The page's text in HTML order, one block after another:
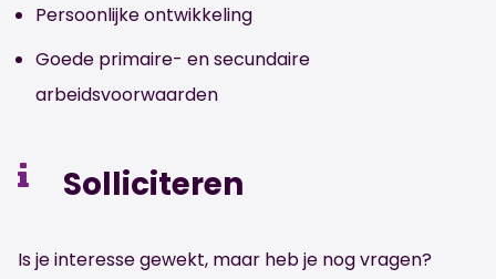
Persoonlijke ontwikkeling
Goede primaire- en secundaire
arbeidsvoorwaarden
Solliciteren
Is je interesse gewekt, maar heb je nog vragen?